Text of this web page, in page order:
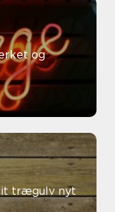
og
trægulv nyt